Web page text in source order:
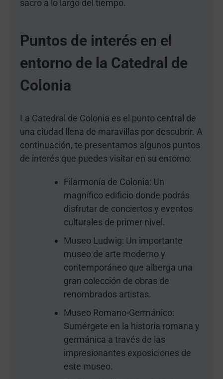
sacro a lo largo del tiempo.
Puntos de interés en el
entorno de la Catedral de
Colonia
La Catedral de Colonia es el punto central de
una ciudad llena de maravillas por descubrir. A
continuación, te presentamos algunos puntos
de interés que puedes visitar en su entorno:
Filarmonía de Colonia: Un
magnífico edificio donde podrás
disfrutar de conciertos y eventos
culturales de primer nivel.
Museo Ludwig: Un importante
museo de arte moderno y
contemporáneo que alberga una
gran colección de obras de
renombrados artistas.
Museo Romano-Germánico:
Sumérgete en la historia romana y
germánica a través de las
impresionantes exposiciones de
este museo.